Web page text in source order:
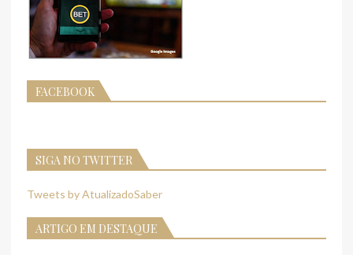
FACEBOOK
SIGA NO TWITTER
Tweets by AtualizadoSaber
ARTIGO EM DESTAQUE